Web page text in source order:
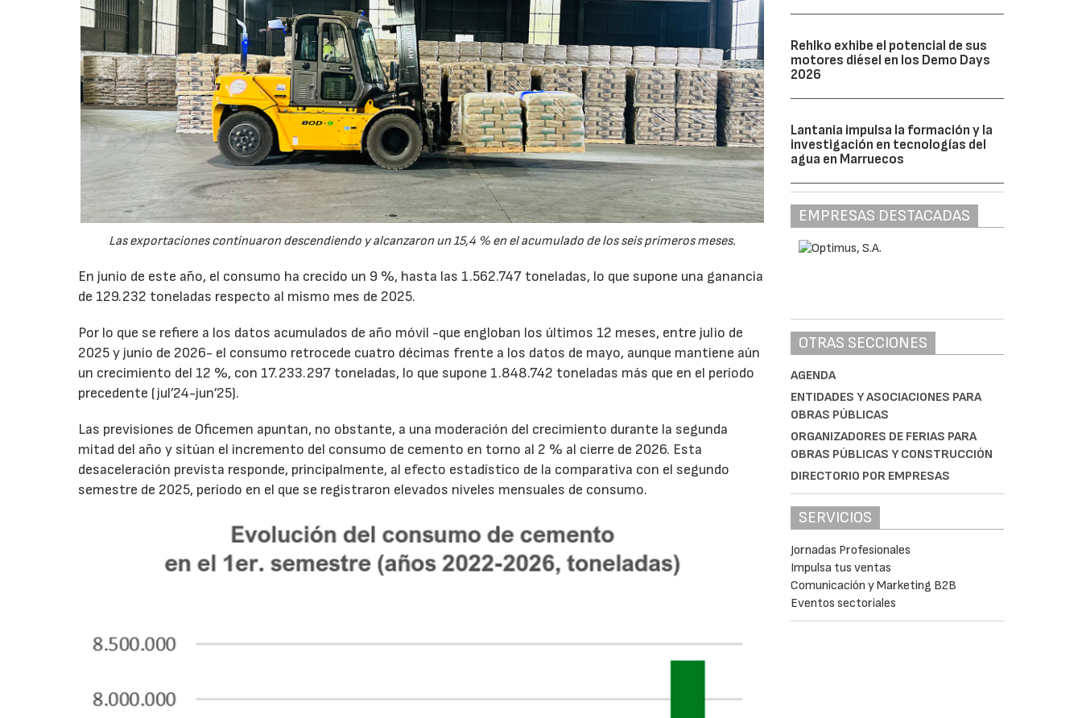
Las exportaciones continuaron descendiendo y alcanzaron un 15,4 % en el acumulado de los seis primeros meses.
En junio de este año, el consumo ha crecido un 9 %, hasta las 1.562.747 toneladas, lo que supone una ganancia
de 129.232 toneladas respecto al mismo mes de 2025.
Por lo que se refiere a los datos acumulados de año móvil -que engloban los últimos 12 meses, entre julio de
2025 y junio de 2026- el consumo retrocede cuatro décimas frente a los datos de mayo, aunque mantiene aún
un crecimiento del 12 %, con 17.233.297 toneladas, lo que supone 1.848.742 toneladas más que en el período
precedente (jul’24-jun’25).
Las previsiones de Oficemen apuntan, no obstante, a una moderación del crecimiento durante la segunda
mitad del año y sitúan el incremento del consumo de cemento en torno al 2 % al cierre de 2026. Esta
desaceleración prevista responde, principalmente, al efecto estadístico de la comparativa con el segundo
semestre de 2025, período en el que se registraron elevados niveles mensuales de consumo.
Rehlko exhibe el potencial de sus
motores diésel en los Demo Days
2026
Lantania impulsa la formación y la
investigación en tecnologías del
agua en Marruecos
EMPRESAS DESTACADAS
OTRAS SECCIONES
AGENDA
ENTIDADES Y ASOCIACIONES PARA
OBRAS PÚBLICAS
ORGANIZADORES DE FERIAS PARA
OBRAS PÚBLICAS Y CONSTRUCCIÓN
DIRECTORIO POR EMPRESAS
SERVICIOS
Jornadas Profesionales
Impulsa tus ventas
Comunicación y Marketing B2B
Eventos sectoriales